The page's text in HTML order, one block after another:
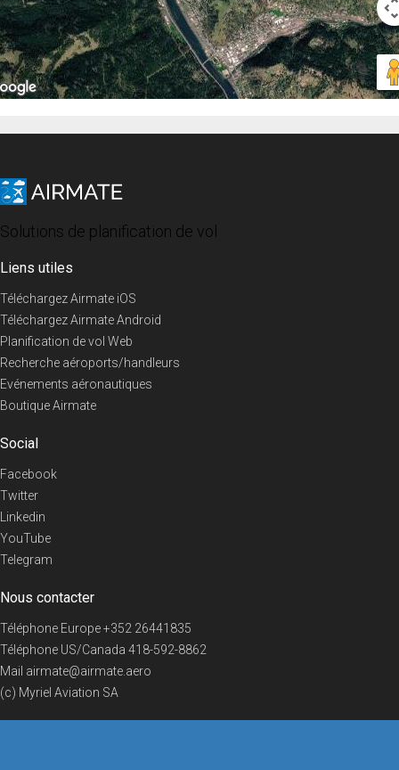
Solutions de planification de vol
Liens utiles
Téléchargez Airmate iOS
Téléchargez Airmate Android
Planification de vol Web
Recherche aéroports/handleurs
Evénements aéronautiques
Boutique Airmate
Social
Facebook
Twitter
Linkedin
YouTube
Telegram
Nous contacter
Téléphone Europe+352 26441835
Téléphone US/Canada 418-592-8862
Mail airmate@airmate.aero
(c) Myriel Aviation SA